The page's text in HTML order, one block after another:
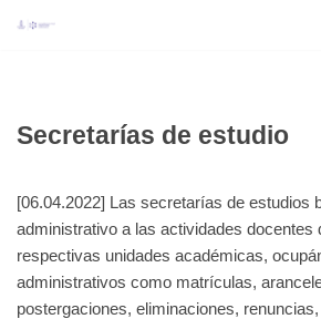
Secretarías de estudio
[06.04.2022] Las secretarías de estudios
administrativo a las actividades docentes
respectivas unidades académicas,
administrativos como matrículas,
postergaciones, eliminaciones,